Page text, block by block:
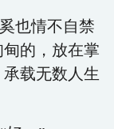
也情不自禁
的，放在掌
载无数人生